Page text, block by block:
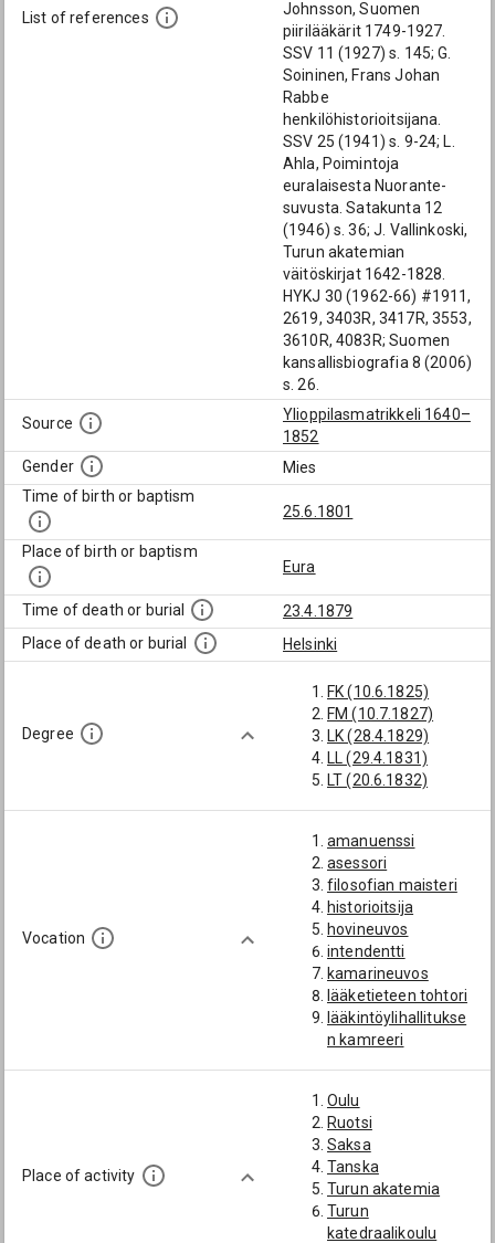
List of references
Johnsson, Suomen
piirilääkärit 1749-1927.
SSV 11 (1927) s. 145; G.
Soininen, Frans Johan
Rabbe
henkilöhistorioitsijana.
SSV 25 (1941) s. 9-24; L.
Ahla, Poimintoja
euralaisesta Nuorante-
suvusta. Satakunta 12
(1946) s. 36; J. Vallinkoski,
Turun akatemian
väitöskirjat 1642-1828.
HYKJ 30 (1962-66) #1911,
2619, 3403R, 3417R, 3553,
3610R, 4083R; Suomen
kansallisbiografia 8 (2006)
s. 26.
Source
Ylioppilasmatrikkeli 1640–
1852
Gender
Mies
Time of birth or baptism
25.6.1801
Place of birth or baptism
Eura
Time of death or burial
23.4.1879
Place of death or burial
Helsinki
Degree
FK (10.6.1825)
FM (10.7.1827)
LK (28.4.1829)
LL (29.4.1831)
LT (20.6.1832)
Vocation
amanuenssi
asessori
filosofian maisteri
historioitsija
hovineuvos
intendentti
kamarineuvos
lääketieteen tohtori
lääkintöylihallitukse
n kamreeri
lääkäri
osakunnan
kuraattori
piirilääkäri
riemumaisteri
sihteeri
Place of activity
Oulu
Ruotsi
Saksa
Tanska
Turun akatemia
Turun
katedraalikoulu